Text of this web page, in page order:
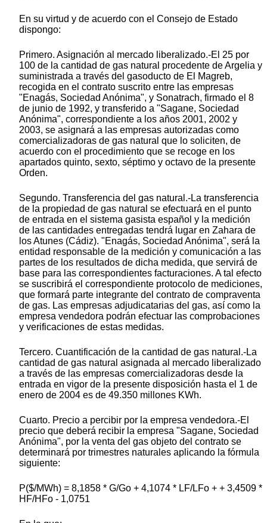
En su virtud y de acuerdo con el Consejo de Estado
dispongo:
Primero. Asignación al mercado liberalizado.-El 25 por
100 de la cantidad de gas natural procedente de Argelia y
suministrada a través del gasoducto de El Magreb,
recogida en el contrato suscrito entre las empresas
"Enagás, Sociedad Anónima", y Sonatrach, firmado el 8
de junio de 1992, y transferido a "Sagane, Sociedad
Anónima", correspondiente a los años 2001, 2002 y
2003, se asignará a las empresas autorizadas como
comercializadoras de gas natural que lo soliciten, de
acuerdo con el procedimiento que se recoge en los
apartados quinto, sexto, séptimo y octavo de la presente
Orden.
Segundo. Transferencia del gas natural.-La transferencia
de la propiedad de gas natural se efectuará en el punto
de entrada en el sistema gasista español y la medición
de las cantidades entregadas tendrá lugar en Zahara de
los Atunes (Cádiz). "Enagás, Sociedad Anónima", será la
entidad responsable de la medición y comunicación a las
partes de los resultados de dicha medida, que servirá de
base para las correspondientes facturaciones. A tal efecto
se suscribirá el correspondiente protocolo de mediciones,
que formará parte integrante del contrato de compraventa
de gas. Las empresas adjudicatarias del gas, así como la
empresa vendedora podrán efectuar las comprobaciones
y verificaciones de estas medidas.
Tercero. Cuantificación de la cantidad de gas natural.-La
cantidad de gas natural asignada al mercado liberalizado
a través de las empresas comercializadoras desde la
entrada en vigor de la presente disposición hasta el 1 de
enero de 2004 es de 49.350 millones KWh.
Cuarto. Precio a percibir por la empresa vendedora.-El
precio que deberá recibir la empresa "Sagane, Sociedad
Anónima", por la venta del gas objeto del contrato se
determinará por trimestres naturales aplicando la fórmula
siguiente:
P($/MWh) = 8,1858 * G/Go + 4,1074 * LF/LFo + + 3,4509 *
HF/HFo - 1,0751